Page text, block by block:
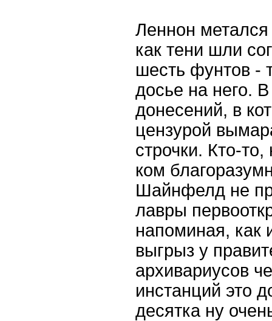
Леннон
как тени шли
шесть фунтов -
досье на него.
донесений, в
цензурой
строчки. Кто-
ком
Шайнфелд не
лавры
напоминая, как
выгрыз у
архивариусов
инстанций это
десятка ну